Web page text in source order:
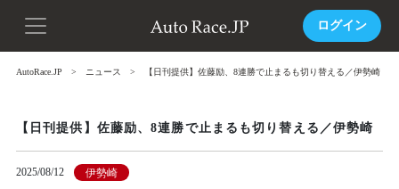
ログイン
AutoRace.JP ニュース 【日刊提供】佐藤励、8連勝で止まるも切り替える／伊勢崎
【日刊提供】佐藤励、8連勝で止まるも切り替える／伊勢崎
2025/08/12 伊勢崎